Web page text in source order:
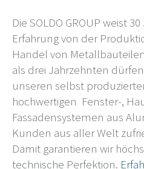
Die SOLDO GROUP weist
Erfahrung von der
Handel von
als drei Jahrzehnten
unseren selbst
hochwertigen Fenster-,
Fassadensystemen aus
Kunden aus aller Welt
Damit garantieren wir
technische Perfektion.